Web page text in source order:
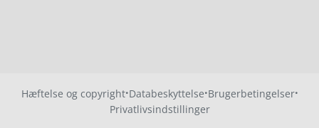
Hæftelse og copyright·Databeskyttelse·Brugerbetingelser·
Privatlivsindstillinger